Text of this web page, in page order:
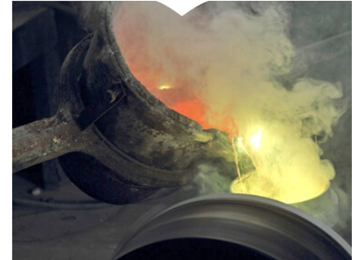
Bronz Döküm, Alüminyum Döküm, Pirinç Döküm,
Savurma Döküm, Talaşlı İmalat yapmaktayız.